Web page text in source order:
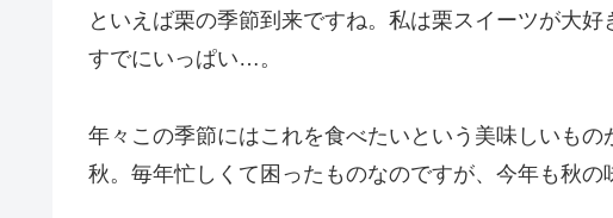
といえば栗の季節到来ですね。私は栗スイーツが大
すでにいっぱい…。
年々この季節にはこれを食べたいという美味しいも
秋。毎年忙しくて困ったものなのですが、今年も秋の